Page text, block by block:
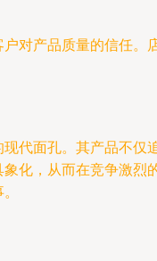
对产品质量的信任。
代面孔。其产品不仅
化，从而在竞争激烈